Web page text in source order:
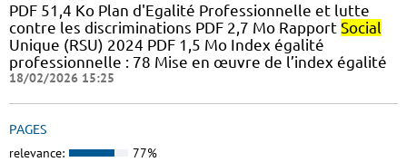
PDF 51,4 Ko Plan d'Egalité Professionnelle et lutte
contre les discriminations PDF 2,7 Mo Rapport Social
Unique (RSU) 2024 PDF 1,5 Mo Index égalité
professionnelle : 78 Mise en œuvre de l’index égalité
18/02/2026 15:25
PAGES
relevance: 77%